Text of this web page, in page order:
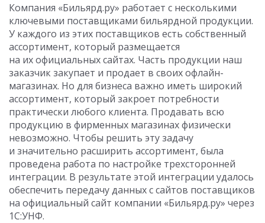
Компания «Бильярд.ру» работает с несколькими
ключевыми поставщиками бильярдной продукции.
У каждого из этих поставщиков есть собственный
ассортимент, который размещается
на их официальных сайтах. Часть продукции наш
заказчик закупает и продает в своих офлайн-
магазинах. Но для бизнеса важно иметь широкий
ассортимент, который закроет потребности
практически любого клиента. Продавать всю
продукцию в фирменных магазинах физически
невозможно. Чтобы решить эту задачу
и значительно расширить ассортимент, была
проведена работа по настройке трехсторонней
интеграции. В результате этой интеграции удалось
обеспечить передачу данных с сайтов поставщиков
на официальный сайт компании «Бильярд.ру» через
1С:УНФ.